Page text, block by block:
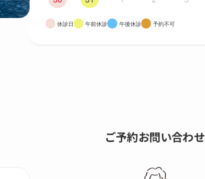
休診日 午前休診 午後休診 予約不可
ご予約お問い合わせ